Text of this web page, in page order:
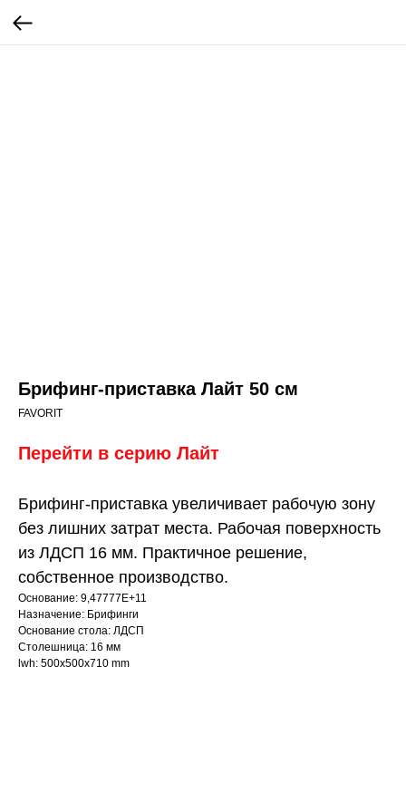
Брифинг-приставка Лайт 50 см
FAVORIT
Перейти в серию Лайт
Брифинг-приставка увеличивает рабочую зону
без лишних затрат места. Рабочая поверхность
из ЛДСП 16 мм. Практичное решение,
собственное производство.
Основание: 9,47777E+11
Назначение: Брифинги
Основание стола: ЛДСП
Столешница: 16 мм
lwh: 500x500x710 mm